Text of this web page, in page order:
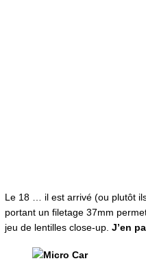
Le 18 … il est arrivé (ou plutôt
portant un filetage 37mm
jeu de lentilles close-up. J’en